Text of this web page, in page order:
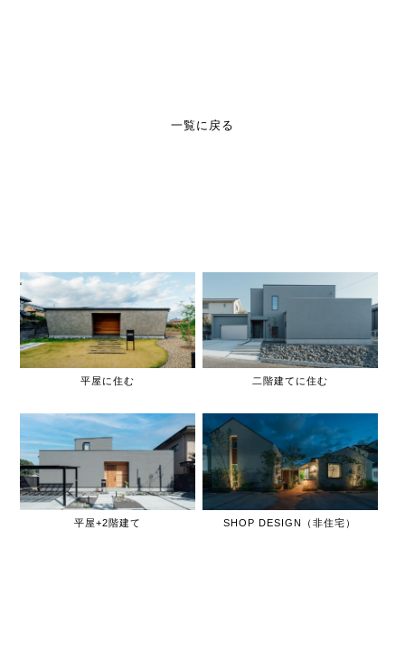
一覧に戻る
平屋に住む 二階建てに住む
平屋+2階建て SHOP DESIGN（非住宅）